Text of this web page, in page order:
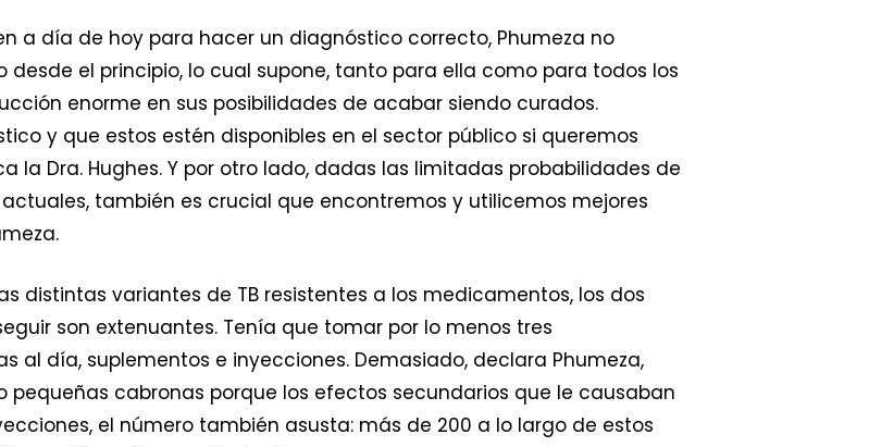
a día de hoy para hacer un diagnóstico correcto, Phumeza no
el principio, lo cual supone, tanto para ella como para todos los
enorme en sus posibilidades de acabar siendo curados.
y que estos estén disponibles en el sector público si queremos
la Dra. Hughes. Y por otro lado, dadas las limitadas probabilidades de
también es crucial que encontremos y utilicemos mejores
distintas variantes de TB resistentes a los medicamentos, los dos
son extenuantes. Tenía que tomar por lo menos tres
día, suplementos e inyecciones. Demasiado, declara Phumeza,
cabronas porque los efectos secundarios que le causaban
el número también asusta: más de 200 a lo largo de estos